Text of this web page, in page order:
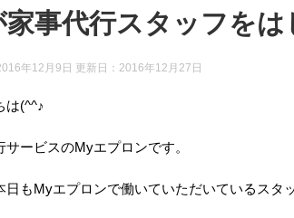
事代行スタッフをは
年12月9日 更新日： 2016年12月27日
は(^^♪
サービスのMyエプロンです。
日もMyエプロンで働いていただいているスタ